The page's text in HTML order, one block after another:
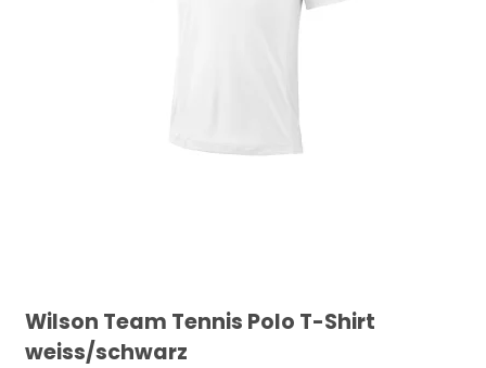
Wilson Team Tennis Polo T-Shirt
weiss/schwarz